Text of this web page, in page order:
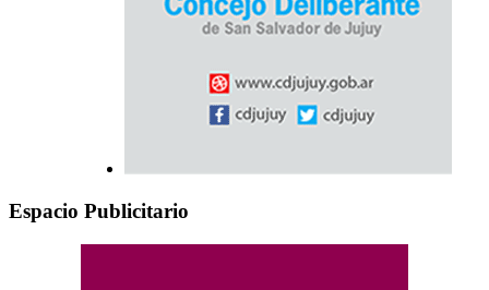
Espacio Publicitario